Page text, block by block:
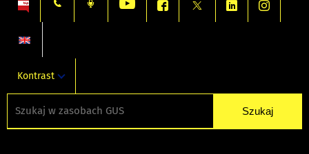
Kontrast